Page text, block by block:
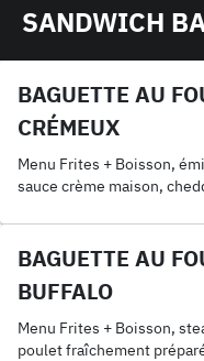
SANDWICH
BAGUETTE AU
CRÉMEUX
Menu Frites + Boisson,
sauce crème maison,
BAGUETTE AU
BUFFALO
Menu Frites + Boisson,
poulet fraîchement